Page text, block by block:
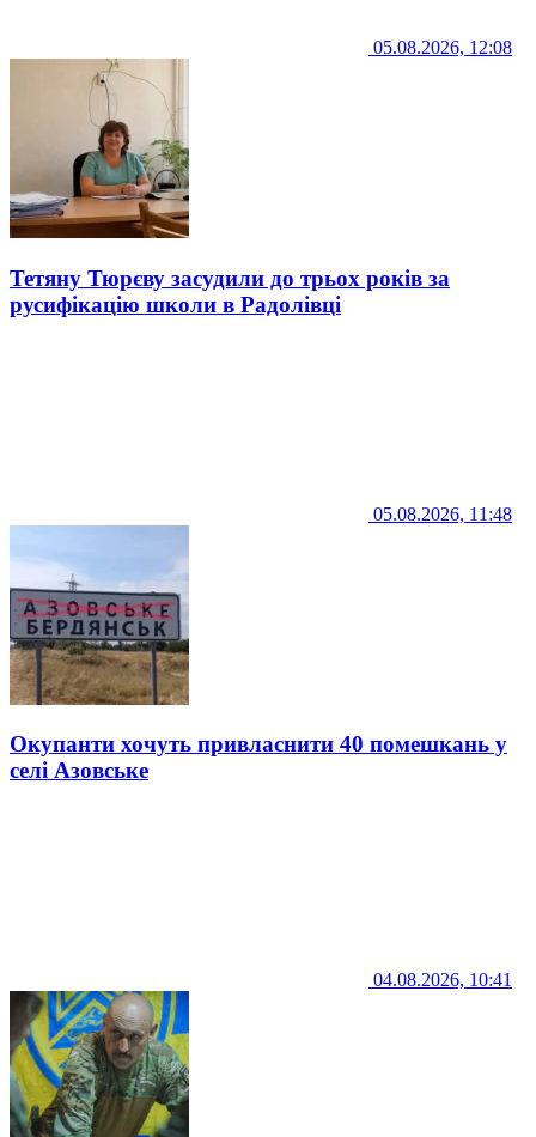
05.08.2026, 12:08
Тетяну Тюрєву засудили до трьох років за
русифікацію школи в Радолівці
05.08.2026, 11:48
Окупанти хочуть привласнити 40 помешкань у
селі Азовське
04.08.2026, 10:41